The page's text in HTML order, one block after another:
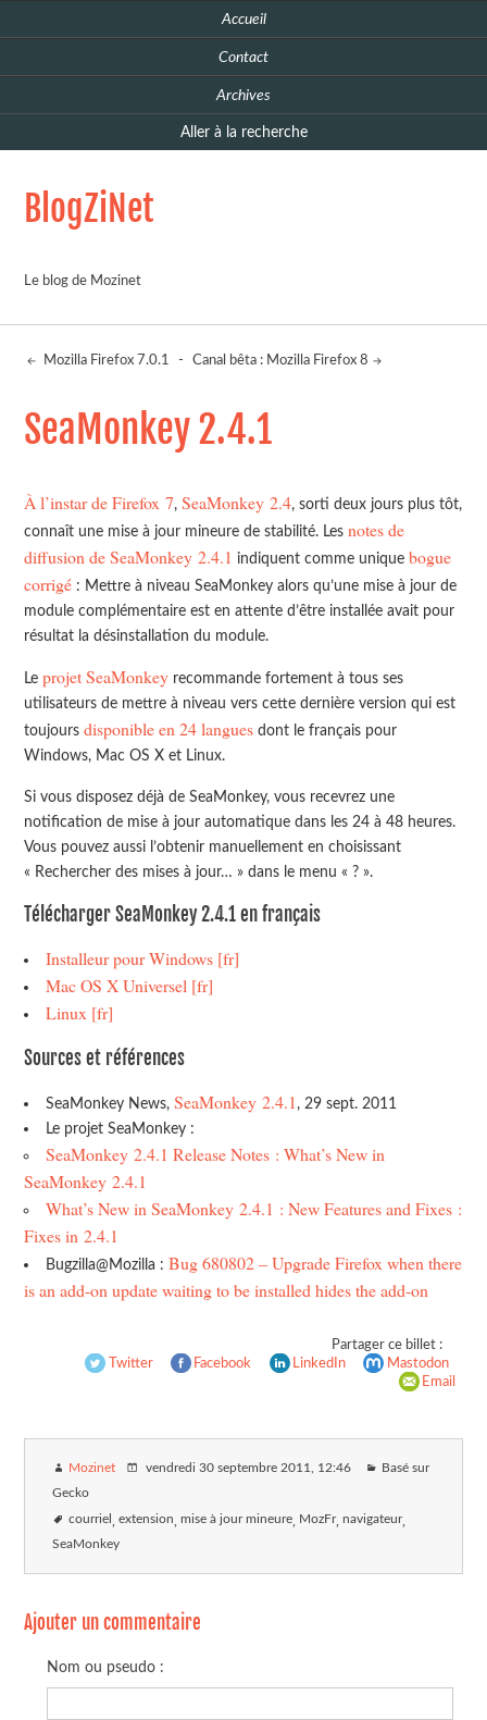
Accueil
Contact
Archives
Aller à la recherche
BlogZiNet
Le blog de Mozinet
Mozilla Firefox 7.0.1 - Canal bêta : Mozilla Firefox 8
SeaMonkey 2.4.1
À l’instar de Firefox 7,SeaMonkey 2.4, sorti deux jours plus tôt,
connaît une mise à jour mineure de stabilité. Lesnotes de
diffusion de SeaMonkey 2.4.1 indiquent comme uniquebogue
corrigé : Mettre à niveau SeaMonkey alors qu’une mise à jour de
module complémentaire est en attente d’être installée avait pour
résultat la désinstallation du module.
Leprojet SeaMonkey recommande fortement à tous ses
utilisateurs de mettre à niveau vers cette dernière version qui est
toujoursdisponible en 24 langues dont le français pour
Windows, Mac OS X et Linux.
Si vous disposez déjà de SeaMonkey, vous recevrez une
notification de mise à jour automatique dans les 24 à 48 heures.
Vous pouvez aussi l’obtenir manuellement en choisissant
« Rechercher des mises à jour… » dans le menu « ? ».
Télécharger SeaMonkey 2.4.1 en français
Installeur pour Windows [fr]
Mac OS X Universel [fr]
Linux [fr]
Sources et références
SeaMonkey News, SeaMonkey 2.4.1 , 29 sept. 2011
Le projet SeaMonkey :
SeaMonkey 2.4.1 Release Notes : What’s New in
SeaMonkey 2.4.1
What’s New in SeaMonkey 2.4.1 : New Features and Fixes :
Fixes in 2.4.1
Bugzilla@Mozilla : Bug 680802 – Upgrade Firefox when there
is an add-on update waiting to be installed hides the add-on
Partager ce billet :
Twitter
Facebook LinkedIn
Mastodon
Email
Mozinet vendredi 30 septembre 2011 , 12:46 Basé sur
Gecko
courriel extension mise à jour mineure MozFr navigateur
SeaMonkey
Ajouter un commentaire
Nom ou pseudo :